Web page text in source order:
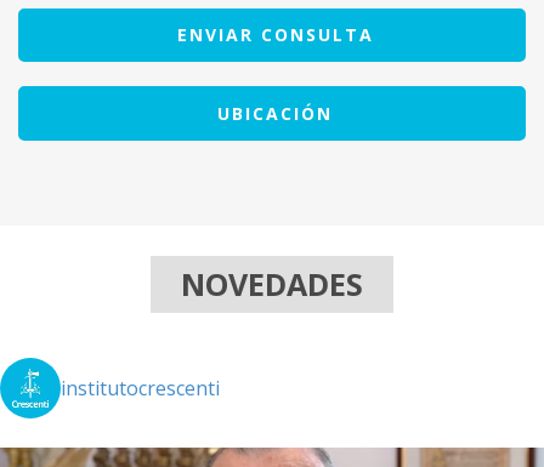
ENVIAR CONSULTA
UBICACIÓN
NOVEDADES
institutocrescenti